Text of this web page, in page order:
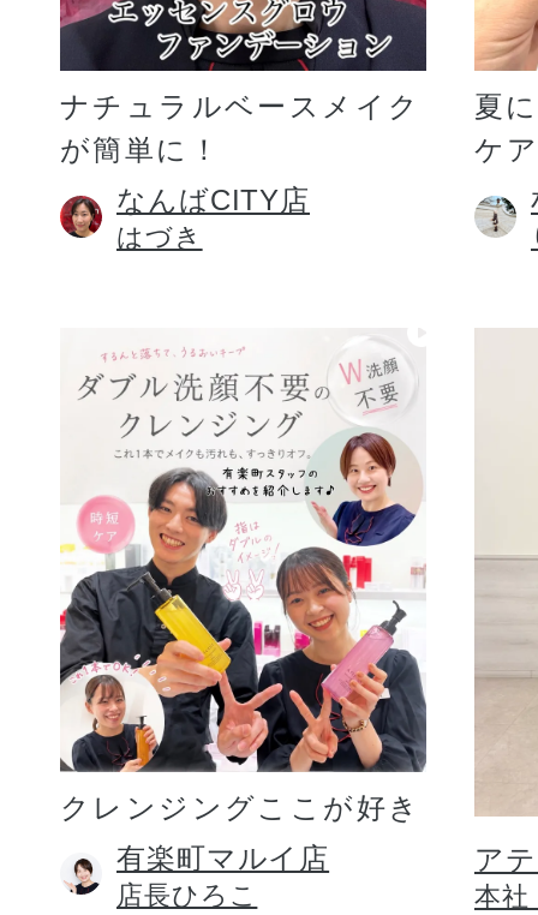
ご利用ガイド
よくあるご質問
ナチュラルベースメイク
が簡単に！
なんばCITY店
はづき
夏
ケ
クレンジングここが好き
有楽町マルイ店
店長ひろこ
ア
本